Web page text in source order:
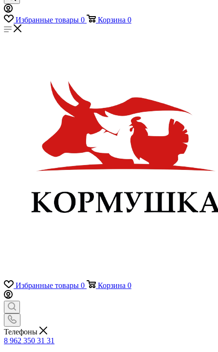
Избранные товары 0 Корзина 0
Избранные товары 0 Корзина 0
Телефоны
8 962 350 31 31